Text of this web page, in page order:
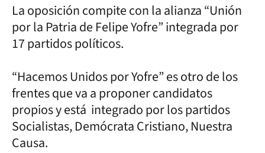
La oposición compite con la alianza “Unión
por la Patria de Felipe Yofre” integrada por
17 partidos políticos.
“Hacemos Unidos por Yofre” es otro de los
frentes que va a proponer candidatos
propios y está integrado por los partidos
Socialistas, Demócrata Cristiano, Nuestra
Causa.